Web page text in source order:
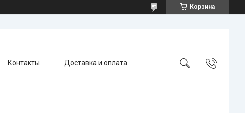
Корзина
Контакты Доставка и оплата